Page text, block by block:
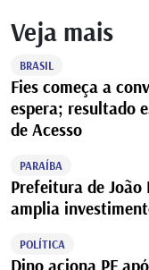
Veja mais
BRASIL
Fies começa a
espera; resultado
de Acesso
PARAÍBA
Prefeitura de
amplia
POLÍTICA
Dino aciona PF